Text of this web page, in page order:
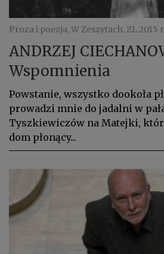
Proza i poezja, W Zeszytach, ZL 2015
ANDRZEJ
Wspomnienia
Powstanie, wszystko dookoła
prowadzi mnie do jadalni w
Tyszkiewiczów na Matejki,
dom płonący...